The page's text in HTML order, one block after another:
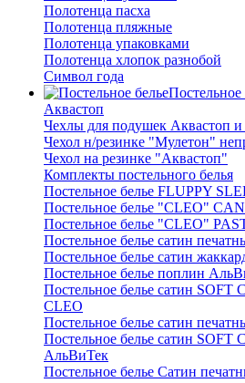
Полотенца пасха
Полотенца пляжные
Полотенца упаковками
Полотенца хлопок разнобой
Символ года
Постельное
Аквастоп
Чехлы для подушек Аквастоп
Чехол н/резинке "Мулетон"
Чехол на резинке "Аквастоп"
Комплекты постельного белья
Постельное белье FLUPPY
Постельное белье "CLEO"
Постельное белье "CLEO"
Постельное белье сатин
Постельное белье сатин
Постельное белье поплин
Постельное белье сатин SOFT
CLEO
Постельное белье сатин
Постельное белье сатин SOFT
АльВиТек
Постельное белье Сатин